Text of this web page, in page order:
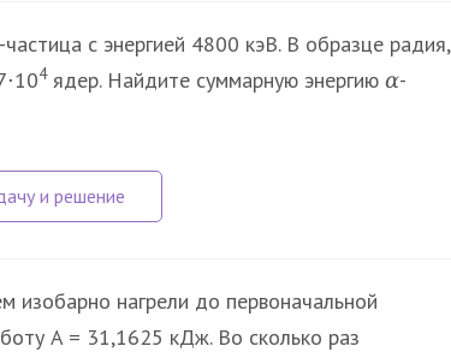
-частица с энергией 4800 кэВ. В образце радия,
·104ядер. Найдите суммарную энергию α-
изобарно нагрели до первоначальной
A = 31,1625 кДж. Во сколько раз